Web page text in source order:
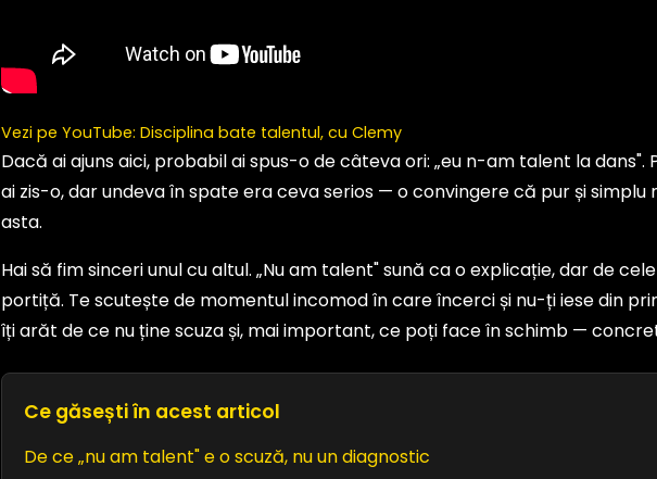
Vezi pe YouTube: Disciplina bate talentul, cu Clemy
Dacă ai ajuns aici, probabil ai spus-o de câteva ori: „eu n-am talent la dans".
ai zis-o, dar undeva în spate era ceva serios — o convingere că pur și
asta.
Hai să fim sinceri unul cu altul. „Nu am talent" sună ca o explicație, dar de
portiță. Te scutește de momentul incomod în care încerci și nu-ți iese din
îți arăt de ce nu ține scuza și, mai important, ce poți face în schimb —
Ce găsești în acest articol
De ce „nu am talent" e o scuză, nu un diagnostic